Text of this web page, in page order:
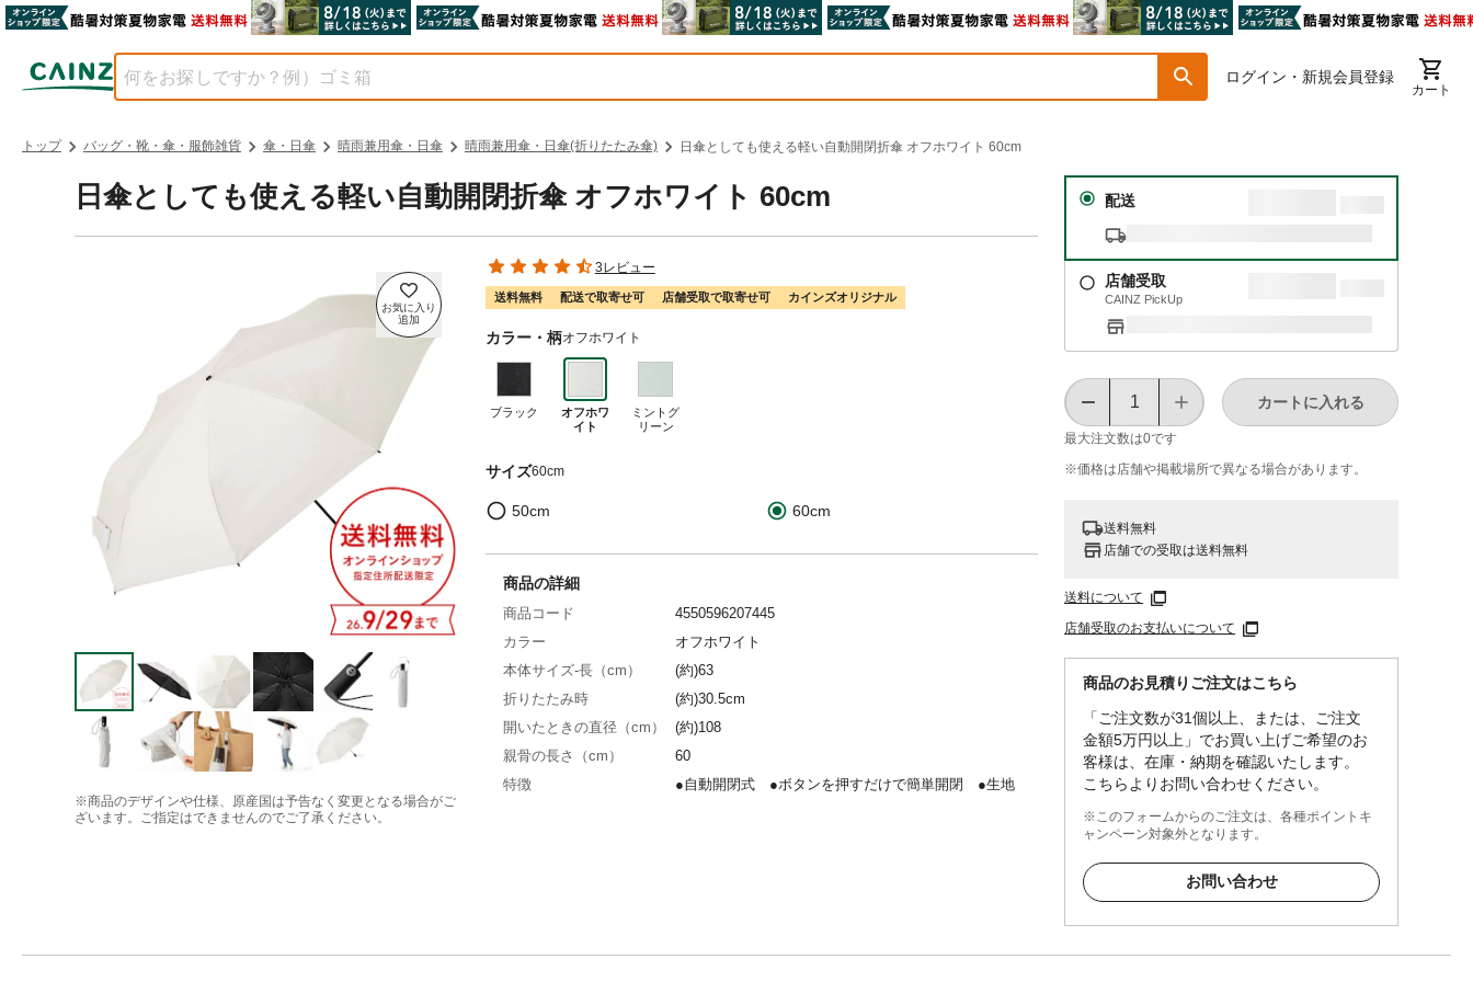
ログイン・新規会員登録
カート
トップ バッグ・靴・傘・服飾雑貨 傘・日傘 晴雨兼用傘・日傘 晴雨兼用傘・日傘(折りたたみ傘) 日傘としても使える軽い自動開閉折傘 オフホワイト 60cm
日傘としても使える軽い自動開閉折傘 オフホワイト 60cm
※商品のデザインや仕様、原産国は予告なく変更となる場合がご
ざいます。ご指定はできませんのでご了承ください。
3レビュー
送料無料 配送で取寄せ可 店舗受取で取寄せ可 カインズオリジナル
カラー・柄オフホワイト
ブラック
オフホワ
イト
ミントグ
リーン
サイズ60cm
50cm 60cm
配送
店舗受取
CAINZ PickUp
最大注文数は0です
カートに入れる
※価格は​店舗や​掲載場所で​異なる​場合が​あります。
送料無料
店舗での受取は送料無料
送料について
店舗受取のお支払いについて
商品のお見積りご注文はこちら
「ご注文数が31個以上、または、ご注文
金額5万円以上」でお買い上げご希望のお
客様は、在庫・納期を確認いたします。
こちらよりお問い合わせください。
※このフォームからのご注文は、各種ポイントキ
ャンペーン対象外となります。
お問い合わせ
商品の詳細
商品コード
4550596207445
カラー
オフホワイト
本体サイズ-長（cm）
(約)63
折りたたみ時
(約)30.5cm
開いたときの直径（cm）
(約)108
親骨の長さ（cm）
60
特徴
●自動開閉式 ●ボタンを押すだけで簡単開閉 ●生地